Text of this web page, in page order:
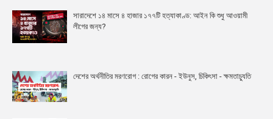
সারাদেশে ১৪ মাসে ৪ হাজার ১৭৭টি হত্যাকাণ্ড: আইন কি শুধু আওয়ামী
লীগের জন্য?
দেশের অর্থনীতির মরণরোগ : রোগের কারন - ইউনুস, চিকিৎসা - ক্ষমতাচ্যুতি